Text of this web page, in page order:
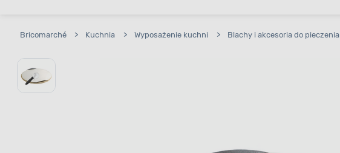
Bricomarché > Kuchnia > Wyposażenie kuchni > Blachy i akcesoria do pieczenia